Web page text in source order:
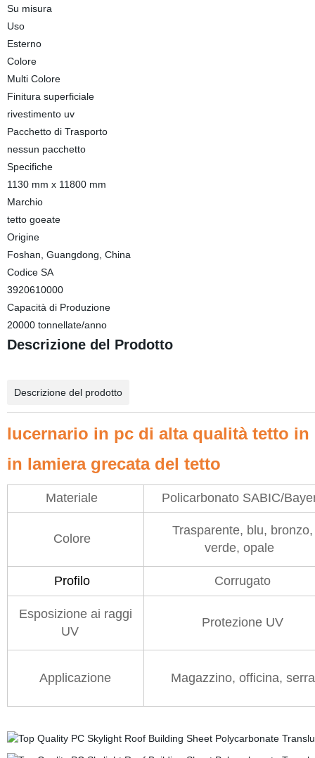
Su misura
Uso
Esterno
Colore
Multi Colore
Finitura superficiale
rivestimento uv
Pacchetto di Trasporto
nessun pacchetto
Specifiche
1130 mm x 11800 mm
Marchio
tetto goeate
Origine
Foshan, Guangdong, China
Codice SA
3920610000
Capacità di Produzione
20000 tonnellate/anno
Descrizione del Prodotto
Descrizione del prodotto
lucernario in pc di alta qualità tetto
in lamiera grecata del tetto
Materiale Policarbonato SABIC/
Colore
Trasparente, blu, bronzo,
verde, opale
Profilo Corrugato
Esposizione ai raggi
UV
Protezione UV
Applicazione Magazzino, officina, serra